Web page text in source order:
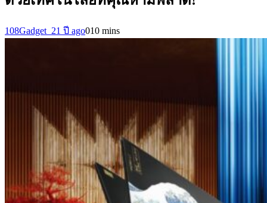
108Gadget_21 ปี ago010 mins